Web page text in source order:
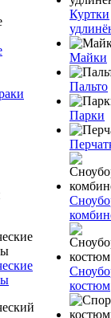
Куртки
Майки
Пальто
Парки
костюм